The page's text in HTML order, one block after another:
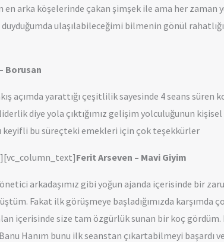
arka köşelerinde çakan şimşek ile ama her zaman
ulaşılabileceğimi bilmenin gönül
Borusan
açımda yarattığı çeşitlilik sayesinde 4 seans süren
diye yola çıktığımız gelişim yolculuğunun
keyifli bu süreçteki emekleri için çok teşekkürler
Ferit Arseven – Mavi Giyim
arkadaşımız gibi yoğun ajanda içerisinde bir
Fakat ilk görüşmeye başladığımızda
içerisinde size tam özgürlük sunan bir koç
Hanım bunu ilk seanstan çıkartabilmeyi başardı